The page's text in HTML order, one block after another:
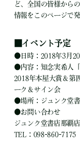
ど、全国の皆様から
情報をこのページで
イベント予定
● 日時：2018年3月
●内容：知念実希人
2018年本屋大賞＆第
ーク＆サイン会
●場所：ジュンク堂
●お問い合わせ
ジュンク堂書店那覇店
TEL：098-860-7175